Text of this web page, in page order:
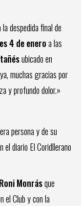
despedida final de
4 de eneroa las
ubicado en
muchas gracias por
y profundo dolor.»
persona y de su
el diario El Coridllerano
Roni Monrásque
el Club y con la